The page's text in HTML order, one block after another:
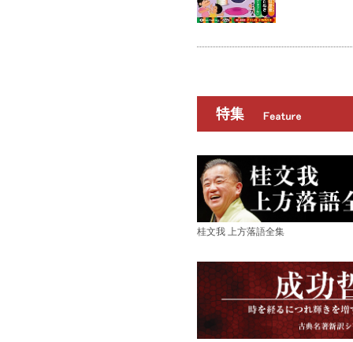
桂文我 上方落語全集